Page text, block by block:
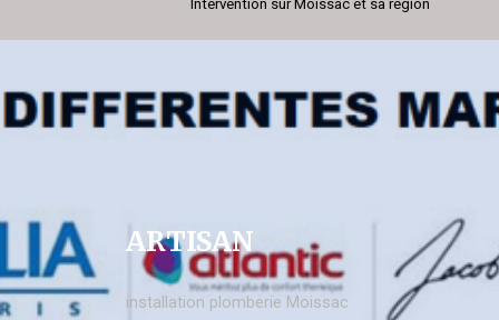
Intervention sur Moissac et sa région
ARTISAN
installation plomberie Moissac